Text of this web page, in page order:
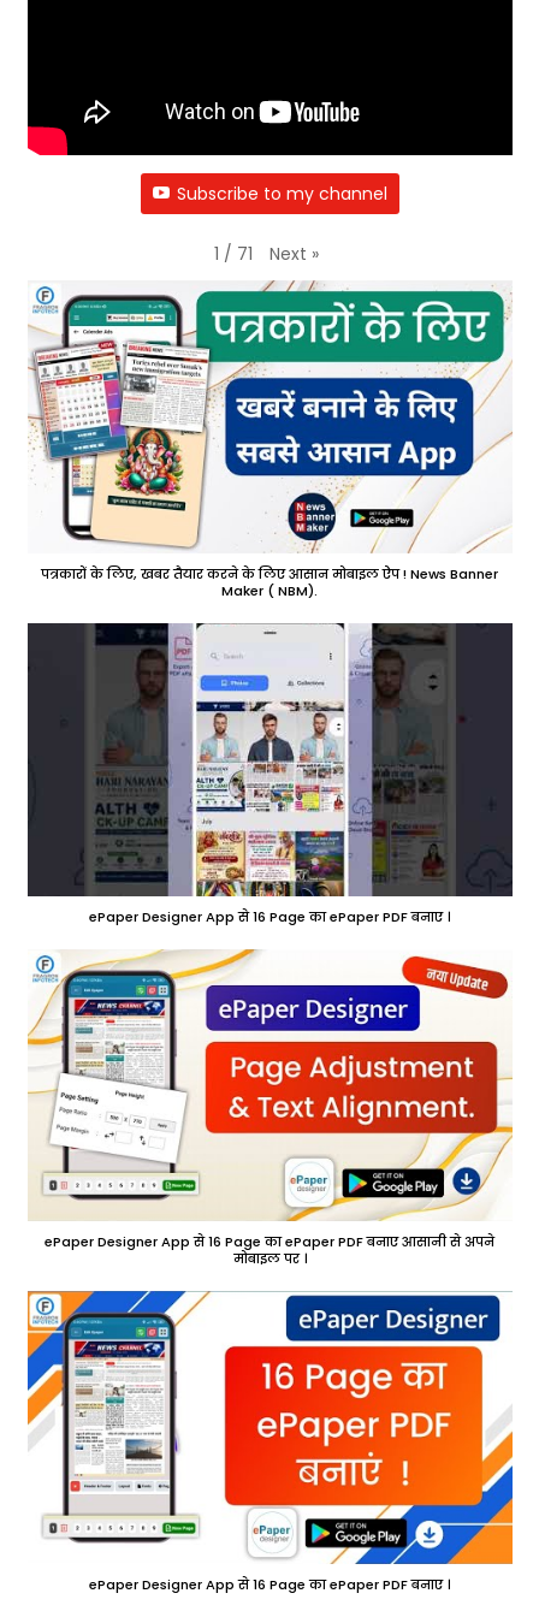
Subscribe to my channel
1 / 71 Next »
पत्रकारों के लिए, खबर तैयार करने के लिए आसान मोबाइल ऐप ! News Banner
Maker ( NBM).
ePaper Designer App से 16 Page का ePaper PDF बनाए ।
ePaper Designer App से 16 Page का ePaper PDF बनाए आसानी से अपने
मोबाइल पर ।
ePaper Designer App से 16 Page का ePaper PDF बनाए ।